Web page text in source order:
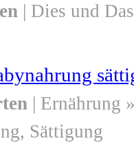
| Dies und
| Ernährung
Sättigung